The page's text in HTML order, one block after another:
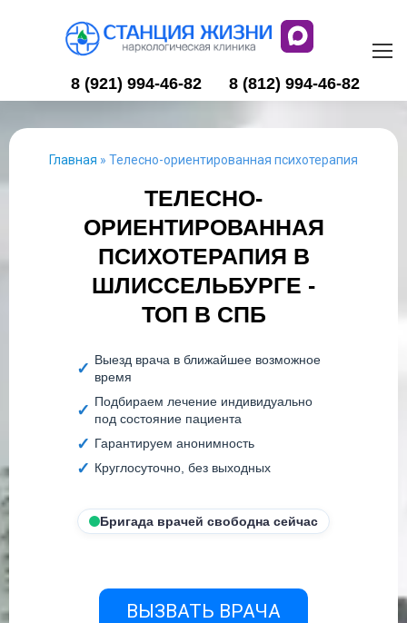
8 (921) 994-46-82 8 (812) 994-46-82
Главная » Телесно-ориентированная психотерапия
ТЕЛЕСНО-
ОРИЕНТИРОВАННАЯ
ПСИХОТЕРАПИЯ В
ШЛИССЕЛЬБУРГЕ -
ТОП В СПБ
Выезд врача в ближайшее возможное
время
Подбираем лечение индивидуально
под состояние пациента
Гарантируем анонимность
Круглосуточно, без выходных
Бригада врачей свободна сейчас
ВЫЗВАТЬ ВРАЧА